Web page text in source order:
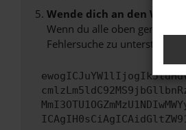
Wende dich an den
Wenn du alle oben
Fehlersuche zu unterstützen: